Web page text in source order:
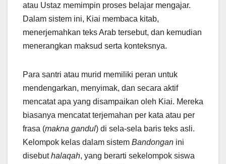
atau Ustaz memimpin proses belajar mengajar.
Dalam sistem ini, Kiai membaca kitab,
menerjemahkan teks Arab tersebut, dan kemudian
menerangkan maksud serta konteksnya.
Para santri atau murid memiliki peran untuk
mendengarkan, menyimak, dan secara aktif
mencatat apa yang disampaikan oleh Kiai. Mereka
biasanya mencatat terjemahan per kata atau per
frasa (makna gandul) di sela-sela baris teks asli.
Kelompok kelas dalam sistem Bandongan ini
disebuthalaqah, yang berarti sekelompok siswa